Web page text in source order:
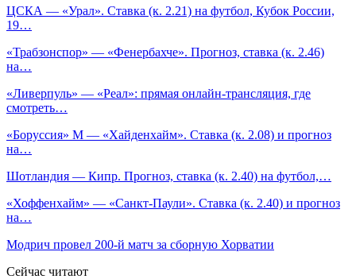
ЦСКА — «Урал». Ставка (к. 2.21) на футбол, Кубок России,
19…
«Трабзонспор» — «Фенербахче». Прогноз, ставка (к. 2.46)
на…
«Ливерпуль» — «Реал»: прямая онлайн-трансляция, где
смотреть…
«Боруссия» М — «Хайденхайм». Ставка (к. 2.08) и прогноз
на…
Шотландия — Кипр. Прогноз, ставка (к. 2.40) на футбол,…
«Хоффенхайм» — «Санкт-Паули». Ставка (к. 2.40) и прогноз
на…
Модрич провел 200‑й матч за сборную Хорватии
Сейчас читают